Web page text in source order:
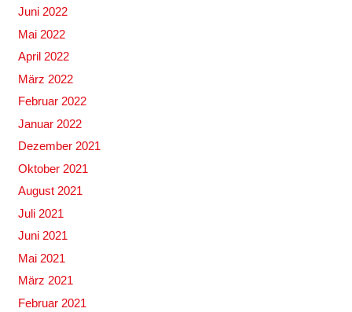
Juni 2022
Mai 2022
April 2022
März 2022
Februar 2022
Januar 2022
Dezember 2021
Oktober 2021
August 2021
Juli 2021
Juni 2021
Mai 2021
März 2021
Februar 2021